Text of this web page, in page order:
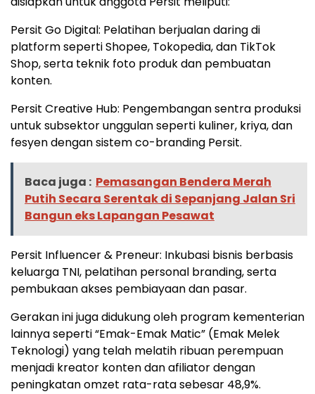
Persit Go Digital: Pelatihan berjualan daring di
platform seperti Shopee, Tokopedia, dan TikTok
Shop, serta teknik foto produk dan pembuatan
konten.
Persit Creative Hub: Pengembangan sentra produksi
untuk subsektor unggulan seperti kuliner, kriya, dan
fesyen dengan sistem co-branding Persit.
Baca juga : Pemasangan Bendera Merah
Putih Secara Serentak di Sepanjang Jalan Sri
Bangun eks Lapangan Pesawat
Persit Influencer & Preneur: Inkubasi bisnis berbasis
keluarga TNI, pelatihan personal branding, serta
pembukaan akses pembiayaan dan pasar.
Gerakan ini juga didukung oleh program kementerian
lainnya seperti “Emak-Emak Matic” (Emak Melek
Teknologi) yang telah melatih ribuan perempuan
menjadi kreator konten dan afiliator dengan
peningkatan omzet rata-rata sebesar 48,9%.